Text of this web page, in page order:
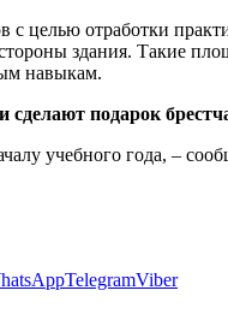
целью отработки
здания. Такие
навыкам.
сделают подарок
учебного года, –
TelegramViber